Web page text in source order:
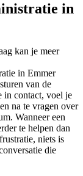
in
kan je meer
in Emmer
van de
in contact, voel je
na te vragen over
Wanneer een
te helpen dan
niets is
die